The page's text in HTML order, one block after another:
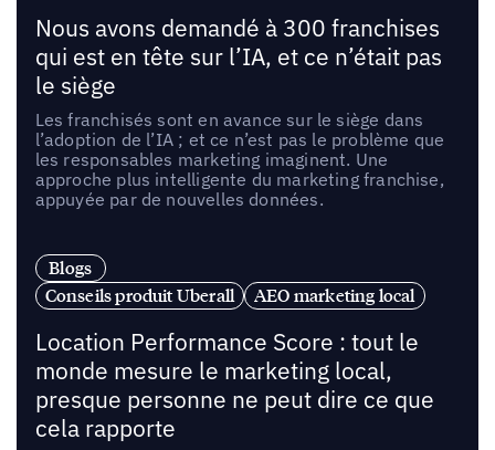
Nous avons demandé à 300 franchises
qui est en tête sur l’IA, et ce n’était pas
le siège
Les franchisés sont en avance sur le siège dans
l’adoption de l’IA ; et ce n’est pas le problème que
les responsables marketing imaginent. Une
approche plus intelligente du marketing franchise,
appuyée par de nouvelles données.
Blogs
Conseils produit Uberall
AEO marketing local
Location Performance Score : tout le
monde mesure le marketing local,
presque personne ne peut dire ce que
cela rapporte